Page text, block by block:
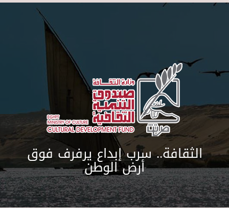
Skip to main content
الثقافة.. سرب إبداع يرفرف فوق
أرض الوطن